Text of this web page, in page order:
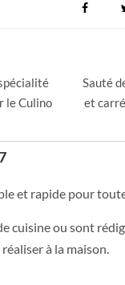
le Culino
Sauté
et
et rapide pour
cuisine ou sont
à la maison.